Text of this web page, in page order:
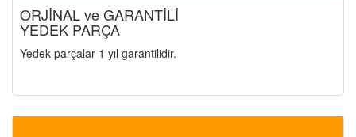
ORJİNAL ve GARANTİLİ
YEDEK PARÇA
Yedek parçalar 1 yıl garantilidir.